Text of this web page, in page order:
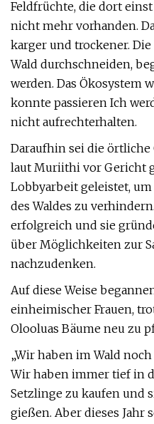
Feldfrüchte, die dort
nicht mehr vorhanden.
karger und trockener.
Wald durchschneiden,
werden. Das Ökosystem
konnte passieren Ich
nicht aufrechterhalten.
Daraufhin sei die örtliche
laut Muriithi vor Gericht
Lobbyarbeit geleistet,
des Waldes zu
erfolgreich und sie
über Möglichkeiten zur
nachzudenken.
Auf diese Weise
einheimischer Frauen,
Olooluas Bäume neu zu
„Wir haben im Wald
Wir haben immer tief in
Setzlinge zu kaufen und
gießen. Aber dieses Jahr